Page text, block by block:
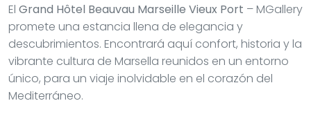
El Grand Hôtel Beauvau Marseille Vieux Port – MGallery
promete una estancia llena de elegancia y
descubrimientos. Encontrará aquí confort, historia y la
vibrante cultura de Marsella reunidos en un entorno
único, para un viaje inolvidable en el corazón del
Mediterráneo.